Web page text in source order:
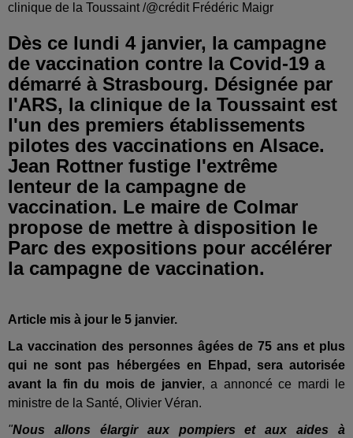
clinique de la Toussaint /@crédit Frédéric Maigr
Dès ce lundi 4 janvier, la campagne
de vaccination contre la Covid-19 a
démarré à Strasbourg. Désignée par
l'ARS, la clinique de la Toussaint est
l'un des premiers établissements
pilotes des vaccinations en Alsace.
Jean Rottner fustige l'extrême
lenteur de la campagne de
vaccination. Le maire de Colmar
propose de mettre à disposition le
Parc des expositions pour accélérer
la campagne de vaccination.
Article mis à jour le 5 janvier.
La vaccination des personnes âgées de 75 ans et plus
qui ne sont pas hébergées en Ehpad, sera autorisée
avant la fin du mois de janvier, a annoncé ce mardi le
ministre de la Santé, Olivier Véran.
"Nous allons élargir aux pompiers et aux aides à